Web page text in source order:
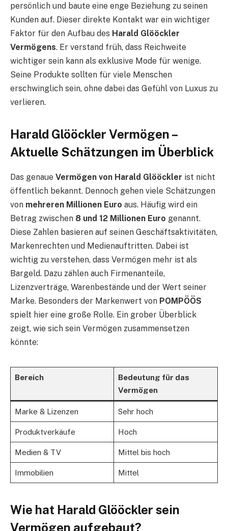
persönlich und baute eine enge Beziehung zu seinen
Kunden auf. Dieser direkte Kontakt war ein wichtiger
Faktor für den Aufbau des Harald Glööckler
Vermögens. Er verstand früh, dass Reichweite
wichtiger sein kann als exklusive Mode für wenige.
Seine Produkte sollten für viele Menschen
erschwinglich sein, ohne dabei das Gefühl von Luxus zu
verlieren.
Harald Glööckler Vermögen –
Aktuelle Schätzungen im Überblick
Das genaue Vermögen von Harald Glööckler ist nicht
öffentlich bekannt. Dennoch gehen viele Schätzungen
von mehreren Millionen Euro aus. Häufig wird ein
Betrag zwischen 8 und 12 Millionen Euro genannt.
Diese Zahlen basieren auf seinen Geschäftsaktivitäten,
Markenrechten und Medienauftritten. Dabei ist
wichtig zu verstehen, dass Vermögen mehr ist als
Bargeld. Dazu zählen auch Firmenanteile,
Lizenzverträge, Warenbestände und der Wert seiner
Marke. Besonders der Markenwert von POMPÖÖS
spielt hier eine große Rolle. Ein grober Überblick
zeigt, wie sich sein Vermögen zusammensetzen
könnte:
Bereich
Bedeutung für das
Vermögen
Marke & Lizenzen Sehr hoch
Produktverkäufe Hoch
Medien & TV Mittel bis hoch
Immobilien Mittel
Wie hat Harald Glööckler sein
Vermögen aufgebaut?